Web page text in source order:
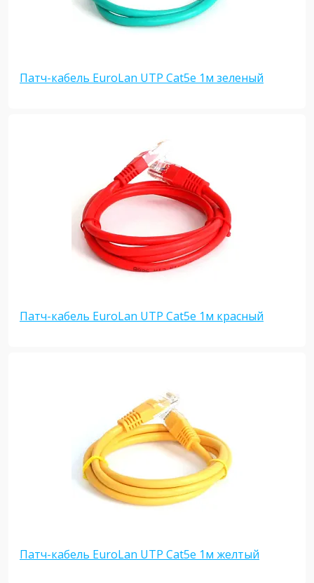
Патч-кабель EuroLan UTP Cat5e 1м зеленый
Патч-кабель EuroLan UTP Cat5e 1м красный
Патч-кабель EuroLan UTP Cat5e 1м желтый